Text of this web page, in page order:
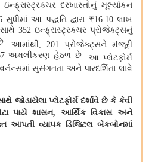
દરખાસ્તોનું મૂલ્યાંકન
આ પદ્ધતિ દ્વારા ₹16.10 લાખ
352 ઇન્ફ્રાસ્ટ્રક્ચર પ્રોજેક્ટ્સનું
. આમાંથી, 201 પ્રોજેક્ટ્સને મંજૂરી
અમલીકરણ હેઠળ છે.આ પ્લેટફોર્મ
સુસંગતતા અને પારદર્શિતા લાવે
પ્લેટફોર્મ દર્શાવે છે કે કેવી
પાયે શાસન, આર્થિક વિકાસ અને
આપતી વ્યાપક ડિજિટલ બેકબોનમાં